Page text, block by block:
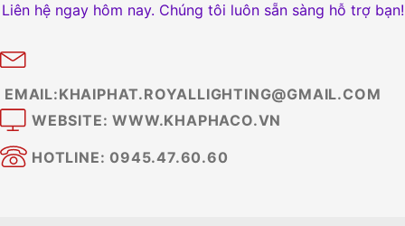
Liên hệ ngay hôm nay. Chúng tôi luôn sẵn sàng hỗ trợ bạn!
EMAIL:KHAIPHAT.ROYALLIGHTING@GMAIL.COM
WEBSITE: WWW.KHAPHACO.VN
HOTLINE: 0945.47.60.60